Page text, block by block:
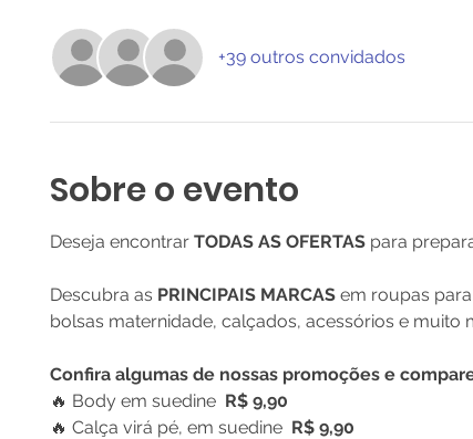
+39 outros convidados
Sobre o evento
Deseja encontrar TODAS AS OFERTAS para
Descubra as PRINCIPAIS MARCAS em roupas para
bolsas maternidade, calçados, acessórios e muito
Confira algumas de nossas promoções e
🔥 Body em suedine R$ 9,90
🔥 Calça virá pé, em suedine R$ 9,90